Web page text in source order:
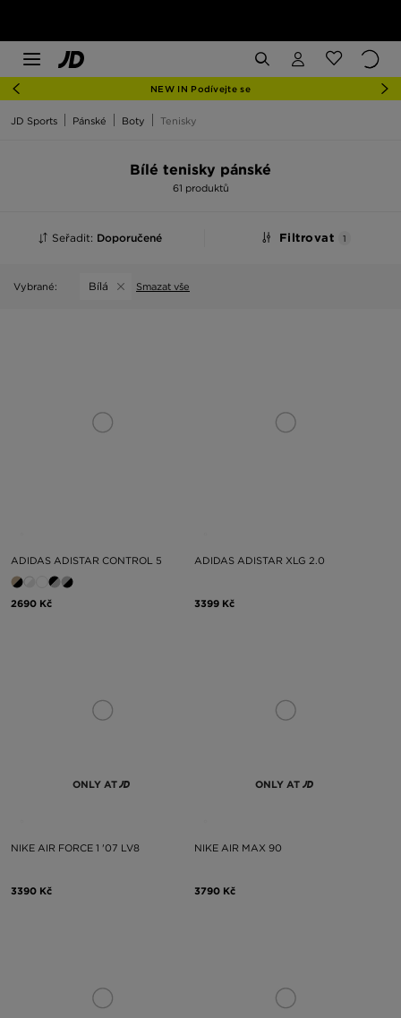
NEW IN Podívejte se
JD Sports Pánské Boty Tenisky
Bílé tenisky pánské
61 produktů
Seřadit: Doporučené Filtrovat 1
Vybrané: Bílá Smazat vše
ADIDAS ADISTAR CONTROL 5
2690 Kč
ADIDAS ADISTAR XLG 2.0
3399 Kč
ONLY AT
NIKE AIR FORCE 1 '07 LV8
3390 Kč
ONLY AT
NIKE AIR MAX 90
3790 Kč